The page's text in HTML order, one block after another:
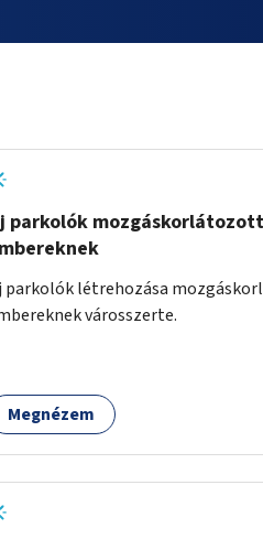
parkolók mozgáskorlátozott
parkolók létrehozása
városszerte.
Megnézem